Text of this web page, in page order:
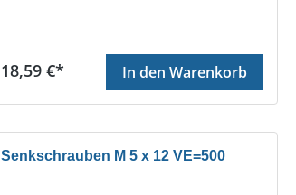
Regulärer Preis:
18,59 €* In den Warenkorb
Senkschrauben M 5 x 12 VE=500